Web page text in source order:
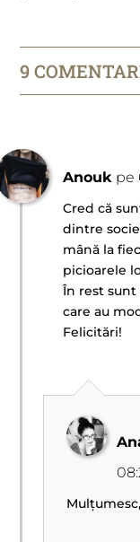
9
Anouk pe
Cred că
dintre
mână la
picioarele
În rest
care au
Felicitări!